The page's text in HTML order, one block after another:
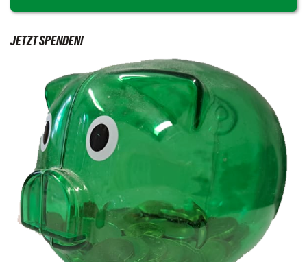
JETZT SPENDEN!